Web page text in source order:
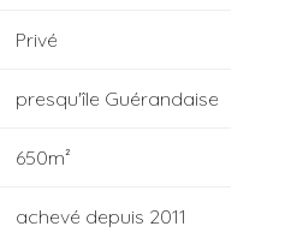
Privé
presqu'île Guérandaise
650m²
achevé depuis 2011